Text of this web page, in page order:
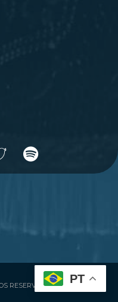
RESERVADOS
PT